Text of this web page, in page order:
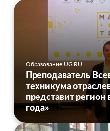
Образование UG.RU
Преподаватель
техникума
представит
года»